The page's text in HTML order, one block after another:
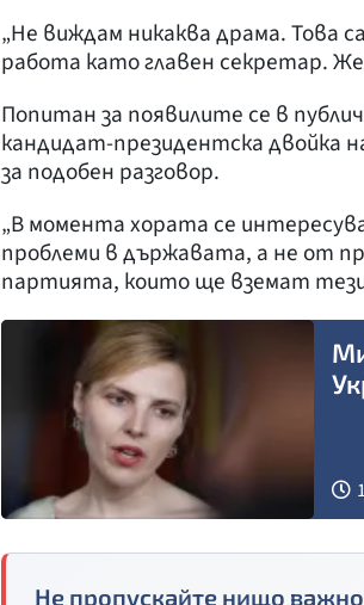
„Не виждам никаква драма. Това
работа като главен секретар.
Попитан за появилите се в
кандидат-президентска двойка
за подобен разговор.
„В момента хората се
проблеми в държавата, а не от
партията, които ще вземат
Не пропускайте нищо важно